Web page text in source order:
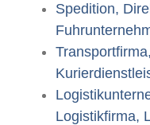
Spedition,
Logistikfirma,